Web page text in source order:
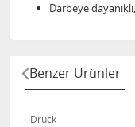
Darbeye
Benzer Ürünler
Druck